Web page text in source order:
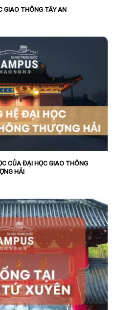
GIAO THÔNG TÂY AN
CỦA ĐẠI HỌC GIAO THÔNG
HẢI